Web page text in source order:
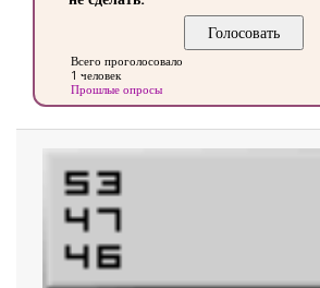
Всего проголосовало
1 человек
Прошлые опросы